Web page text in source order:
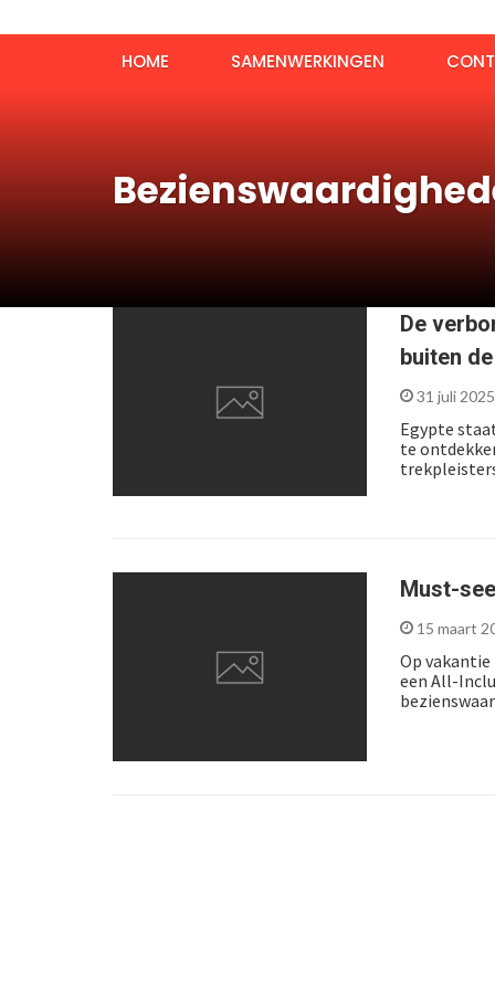
HOME SAMENWERKINGEN
De
buiten
31 juli 2025
Egypte
te
Must-
15 maart
Op vakantie
een All-